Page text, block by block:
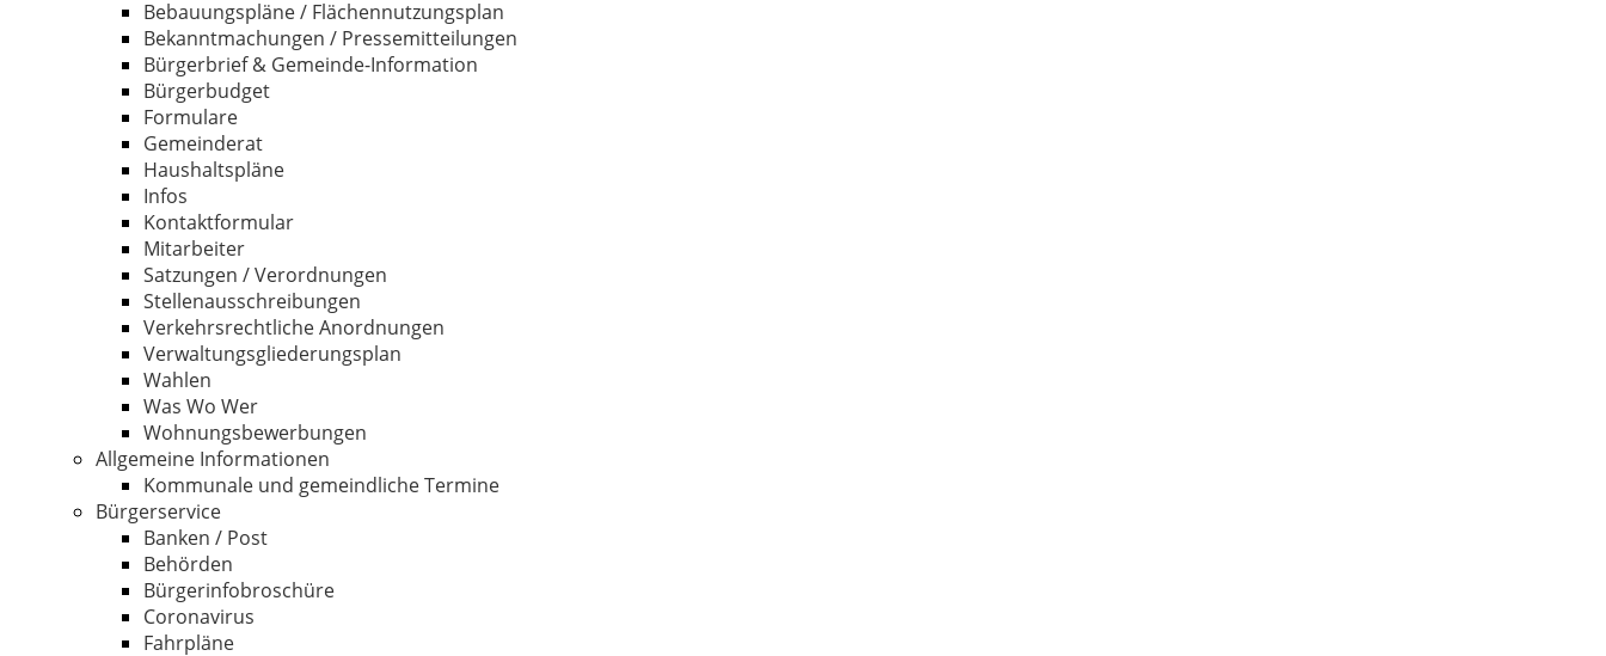
Bebauungspläne / Flächennutzungsplan
Bekanntmachungen / Pressemitteilungen
Bürgerbrief & Gemeinde-Information
Bürgerbudget
Formulare
Gemeinderat
Haushaltspläne
Infos
Kontaktformular
Mitarbeiter
Satzungen / Verordnungen
Stellenausschreibungen
Verkehrsrechtliche Anordnungen
Verwaltungsgliederungsplan
Wahlen
Was Wo Wer
Wohnungsbewerbungen
Allgemeine Informationen
Kommunale und gemeindliche Termine
Bürgerservice
Banken / Post
Behörden
Bürgerinfobroschüre
Coronavirus
Fahrpläne